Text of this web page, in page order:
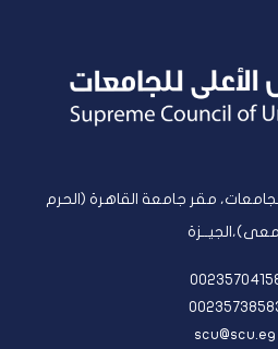
مقر جامعة القاهرة (الحرم